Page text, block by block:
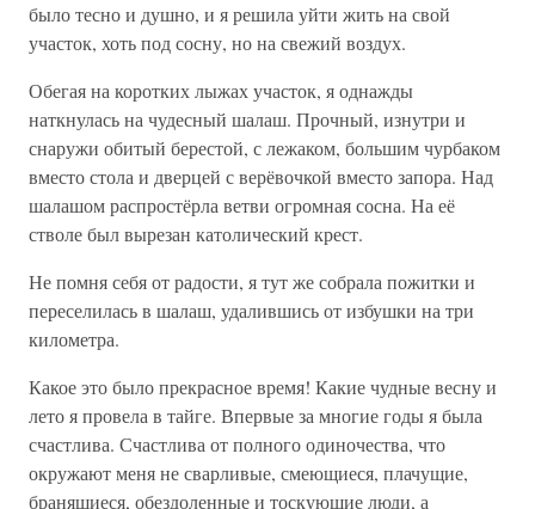
было тесно и душно, и я решила уйти жить на свой
участок, хоть под сосну, но на свежий воздух.
Обегая на коротких лыжах участок, я однажды
наткнулась на чудесный шалаш. Прочный, изнутри и
снаружи обитый берестой, с лежаком, большим чурбаком
вместо стола и дверцей с верёвочкой вместо запора. Над
шалашом распростёрла ветви огромная сосна. На её
стволе был вырезан католический крест.
Не помня себя от радости, я тут же собрала пожитки и
переселилась в шалаш, удалившись от избушки на три
километра.
Какое это было прекрасное время! Какие чудные весну и
лето я провела в тайге. Впервые за многие годы я была
счастлива. Счастлива от полного одиночества, что
окружают меня не сварливые, смеющиеся, плачущие,
бранящиеся, обездоленные и тоскующие люди, а